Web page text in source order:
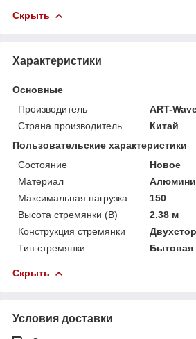
Скрыть
Характеристики
Основные
Производитель
ART-
Страна производитель
Китай
Пользовательские характеристики
Состояние
Новое
Материал
Максимальная нагрузка
150
Высота стремянки (В)
2.38 м
Конструкция стремянки
Тип стремянки
Бытовая
Скрыть
Условия доставки